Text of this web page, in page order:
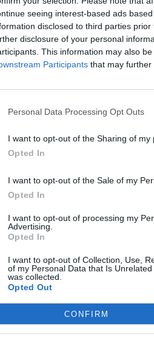
seeing interest-based ads
disclosed to third parties
disclosure of your personal
This information may also
Participants that may further
Personal Data Processing Opt Outs
I want to opt-out of the Sharing of my
Opted In
I want to opt-out of the Sale of my
Opted In
I want to opt-out of processing my
Advertising.
Opted In
I want to opt-out of Collection, Use,
of my Personal Data that Is
was collected.
Opted Out
CONFIRM
Felhőkép
Receptek
30